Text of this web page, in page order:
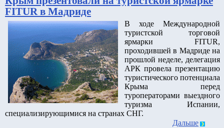
FITUR в Мадриде
В ходе Международной
туристской торговой
ярмарки FITUR,
проходившей в Мадриде на
прошлой неделе, делегация
АРК провела презентацию
туристического потенциала
Крыма перед
туроператорами выездного
туризма Испании,
специализирующимися на странах СНГ.
Дальше